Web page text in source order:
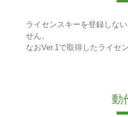
ライセンスキーを登録しな
せん。
なおVer.1で取得したライセ
動